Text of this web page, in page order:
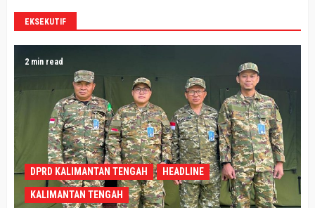
EKSEKUTIF
2 min read
DPRD KALIMANTAN TENGAH HEADLINE
KALIMANTAN TENGAH